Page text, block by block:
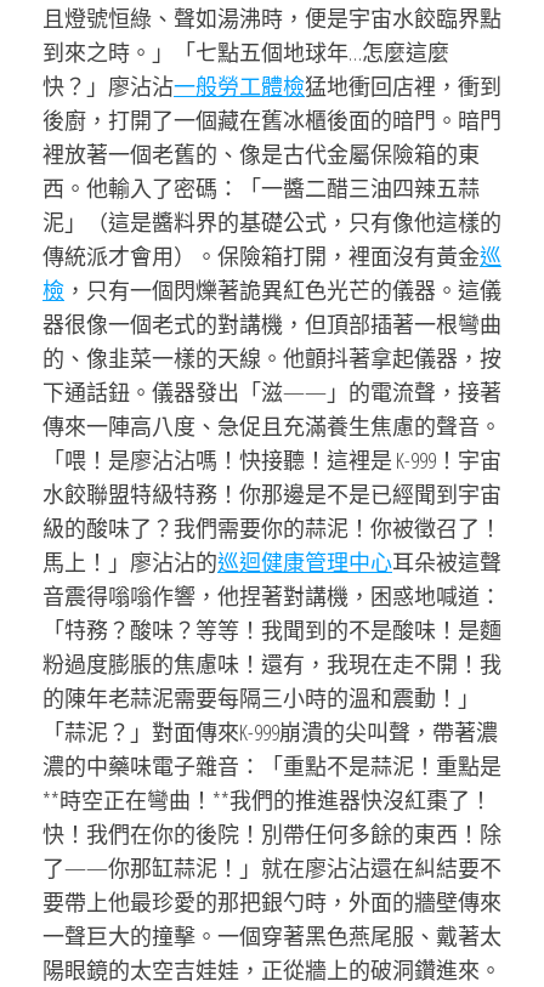
且燈號恒綠、聲如湯沸時，便是宇宙水餃臨界點
到來之時。」「七點五個地球年…怎麼這麼
快？」廖沾沾一般勞工體檢猛地衝回店裡，衝到
後廚，打開了一個藏在舊冰櫃後面的暗門。暗門
裡放著一個老舊的、像是古代金屬保險箱的東
西。他輸入了密碼：「一醬二醋三油四辣五蒜
泥」（這是醬料界的基礎公式，只有像他這樣的
傳統派才會用）。保險箱打開，裡面沒有黃金巡
檢 ，只有一個閃爍著詭異紅色光芒的儀器。這儀
器很像一個老式的對講機，但頂部插著一根彎曲
的、像韭菜一樣的天線。他顫抖著拿起儀器，按
下通話鈕。儀器發出「滋——」的電流聲，接著
傳來一陣高八度、急促且充滿養生焦慮的聲音。
「喂！是廖沾沾嗎！快接聽！這裡是 K-999！宇宙
水餃聯盟特級特務！你那邊是不是已經聞到宇宙
級的酸味了？我們需要你的蒜泥！你被徵召了！
馬上！」廖沾沾的巡迴健康管理中心耳朵被這聲
音震得嗡嗡作響，他捏著對講機，困惑地喊道：
「特務？酸味？等等！我聞到的不是酸味！是麵
粉過度膨脹的焦慮味！還有，我現在走不開！我
的陳年老蒜泥需要每隔三小時的溫和震動！」
「蒜泥？」對面傳來K-999崩潰的尖叫聲，帶著濃
濃的中藥味電子雜音：「重點不是蒜泥！重點是
**時空正在彎曲！**我們的推進器快沒紅棗了！
快！我們在你的後院！別帶任何多餘的東西！除
了——你那缸蒜泥！」就在廖沾沾還在糾結要不
要帶上他最珍愛的那把銀勺時，外面的牆壁傳來
一聲巨大的撞擊。一個穿著黑色燕尾服、戴著太
陽眼鏡的太空吉娃娃，正從牆上的破洞鑽進來。